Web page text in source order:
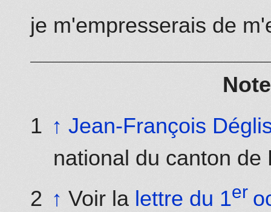
je m'empresserais de
↑ Jean-François
national du canton
↑ Voir la lettre du 1er